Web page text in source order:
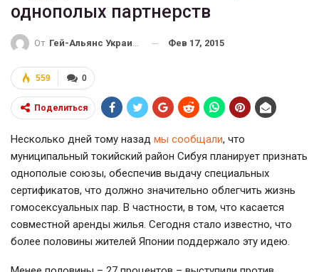
однополых партнерств
От Гей-Альянс Украина Фев 17, 2015
0
559
Поделиться
Несколько дней тому назад мы сообщали, что
муниципальный токийский район Сибуя планирует признать
однополые союзы, обеспечив выдачу специальных
сертификатов, что должно значительно облегчить жизнь
гомосексуальных пар. В частности, в том, что касается
совместной аренды жилья. Сегодня стало известно, что
более половины жителей Японии поддержало эту идею.